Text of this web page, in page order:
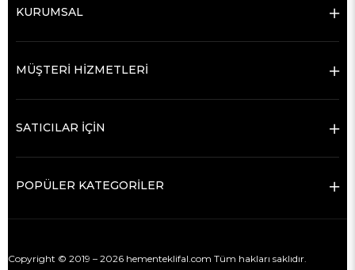
KURUMSAL
MÜŞTERİ HİZMETLERİ
SATICILAR İÇİN
POPÜLER KATEGORİLER
Copyright © 2019 – 2026 hementeklifal.com Tüm hakları saklıdır.